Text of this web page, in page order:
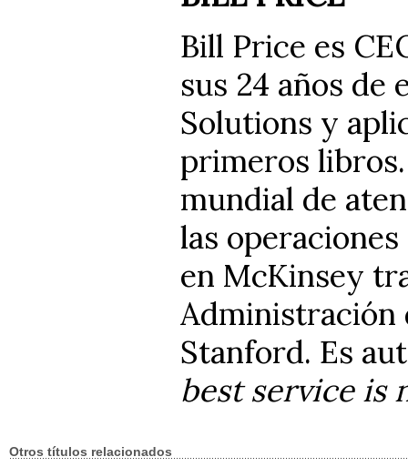
Bill Price es
sus 24 años de
Solutions y
primeros
mundial de
las
en McKinsey
Administración
Stanford. Es
best service is
Otros títulos relacionados